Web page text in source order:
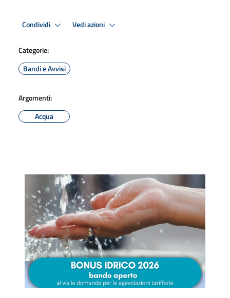
Condividi Vedi azioni
Categorie:
Bandi e Avvisi
Argomenti:
Acqua